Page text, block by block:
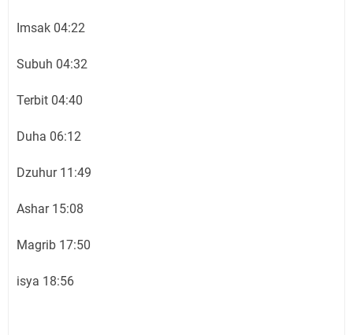
Imsak 04:22
Subuh 04:32
Terbit 04:40
Duha 06:12
Dzuhur 11:49
Ashar 15:08
Magrib 17:50
isya 18:56